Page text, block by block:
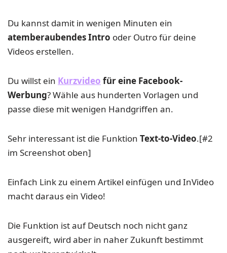
Du kannst damit in wenigen Minuten ein
atemberaubendes Intro oder Outro für deine
Videos erstellen.
Du willst ein Kurzvideo für eine Facebook-
Werbung? Wähle aus hunderten Vorlagen und
passe diese mit wenigen Handgriffen an.
Sehr interessant ist die Funktion Text-to-Video.[#2
im Screenshot oben]
Einfach Link zu einem Artikel einfügen und InVideo
macht daraus ein Video!
Die Funktion ist auf Deutsch noch nicht ganz
ausgereift, wird aber in naher Zukunft bestimmt